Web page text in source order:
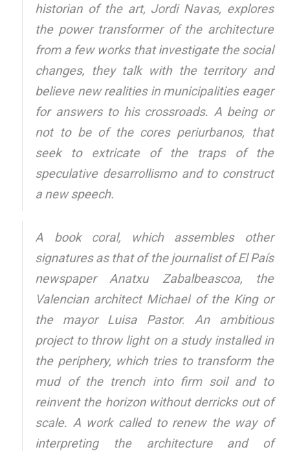
historian of the art, Jordi Navas, explores
the power transformer of the architecture
from a few works that investigate the social
changes, they talk with the territory and
believe new realities in municipalities eager
for answers to his crossroads. A being or
not to be of the cores periurbanos, that
seek to extricate of the traps of the
speculative desarrollismo and to construct
a new speech.
A book coral, which assembles other
signatures as that of the journalist of El País
newspaper Anatxu Zabalbeascoa, the
Valencian architect Michael of the King or
the mayor Luisa Pastor. An ambitious
project to throw light on a study installed in
the periphery, which tries to transform the
mud of the trench into firm soil and to
reinvent the horizon without derricks out of
scale. A work called to renew the way of
interpreting the architecture and of